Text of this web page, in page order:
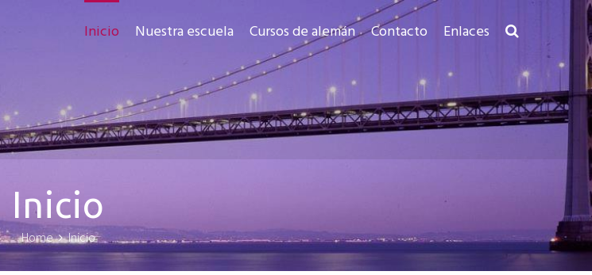
Inicio Nuestra escuela Cursos de alemán Contacto Enlaces
Inicio
Home Inicio